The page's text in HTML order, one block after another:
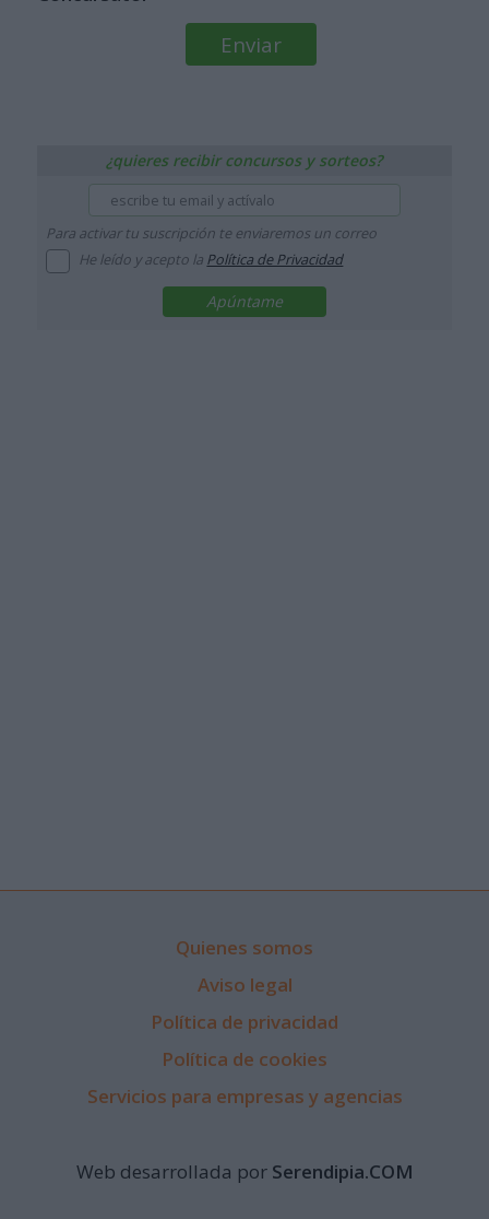
¿quieres recibir concursos y sorteos?
Para activar tu suscripción te enviaremos un correo
He leído y acepto la Política de Privacidad
Quienes somos
Aviso legal
Política de privacidad
Política de cookies
Servicios para empresas y agencias
Web desarrollada por Serendipia.COM